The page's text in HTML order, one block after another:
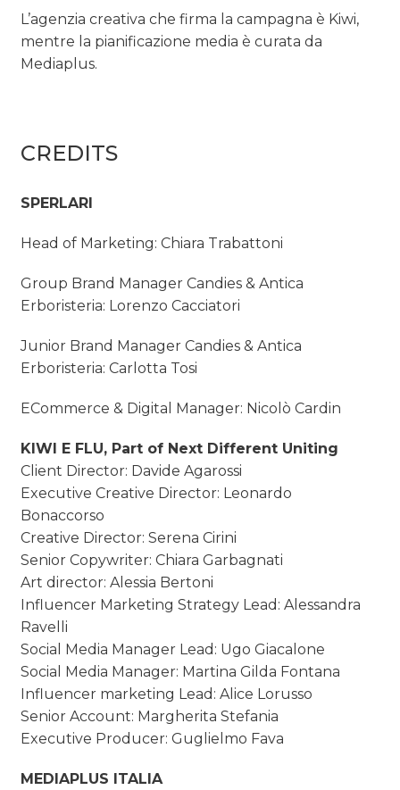
L’agenzia creativa che firma la campagna è Kiwi,
mentre la pianificazione media è curata da
Mediaplus.
CREDITS
SPERLARI
Head of Marketing: Chiara Trabattoni
Group Brand Manager Candies & Antica
Erboristeria: Lorenzo Cacciatori
Junior Brand Manager Candies & Antica
Erboristeria: Carlotta Tosi
ECommerce & Digital Manager: Nicolò Cardin
KIWI E FLU, Part of Next Different Uniting
Client Director: Davide Agarossi
Executive Creative Director: Leonardo
Bonaccorso
Creative Director: Serena Cirini
Senior Copywriter: Chiara Garbagnati
Art director: Alessia Bertoni
Influencer Marketing Strategy Lead: Alessandra
Ravelli
Social Media Manager Lead: Ugo Giacalone
Social Media Manager: Martina Gilda Fontana
Influencer marketing Lead: Alice Lorusso
Senior Account: Margherita Stefania
Executive Producer: Guglielmo Fava
MEDIAPLUS ITALIA